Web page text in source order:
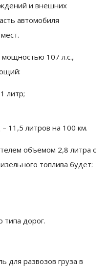
и внешних
автомобиля
107 л.с.,
литр;
11,5 литров на 100 км.
объемом 2,8 литра с
топлива будет:
типа дорог.
для развозов груза в